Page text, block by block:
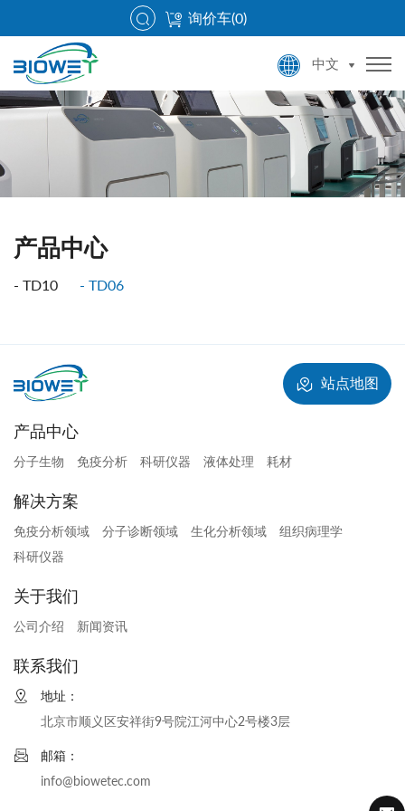
询价车(0)
中文
产品中心
TD10 TD06
站点地图
产品中心
分子生物 免疫分析 科研仪器 液体处理 耗材
解决方案
免疫分析领域 分子诊断领域 生化分析领域
组织病理学
科研仪器
关于我们
公司介绍 新闻资讯
联系我们
地址：
北京市顺义区安祥街9号院江河中心2号楼3层
邮箱：
info@biowetec.com